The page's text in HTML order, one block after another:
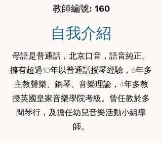
教師編號: 160
自我介紹
母語是普通話，北京口音，語音純正。
擁有超過10年以普通話授琴經驗，8年多
主教聲樂、鋼琴、音樂理論，4年多教
授英國皇家音樂學院考級。曾任教於多
間琴行，及擔任幼兒音樂活動小組導
師。